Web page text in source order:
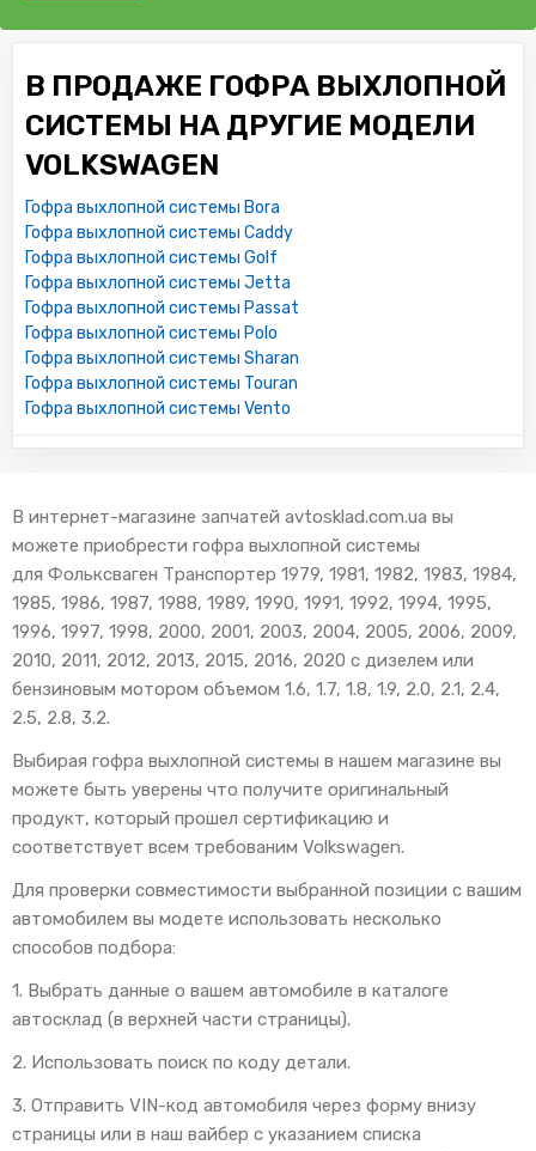
В ПРОДАЖЕ ГОФРА ВЫХЛОПНОЙ
СИСТЕМЫ НА ДРУГИЕ МОДЕЛИ
VOLKSWAGEN
Гофра выхлопной системы Bora
Гофра выхлопной системы Caddy
Гофра выхлопной системы Golf
Гофра выхлопной системы Jetta
Гофра выхлопной системы Passat
Гофра выхлопной системы Polo
Гофра выхлопной системы Sharan
Гофра выхлопной системы Touran
Гофра выхлопной системы Vento
В интернет-магазине запчатей avtosklad.com.ua вы
можете приобрести гофра выхлопной системы
для Фольксваген Транспортер 1979, 1981, 1982, 1983, 1984,
1985, 1986, 1987, 1988, 1989, 1990, 1991, 1992, 1994, 1995,
1996, 1997, 1998, 2000, 2001, 2003, 2004, 2005, 2006, 2009,
2010, 2011, 2012, 2013, 2015, 2016, 2020 с дизелем или
бензиновым мотором объемом 1.6, 1.7, 1.8, 1.9, 2.0, 2.1, 2.4,
2.5, 2.8, 3.2.
Выбирая гофра выхлопной системы в нашем магазине вы
можете быть уверены что получите оригинальный
продукт, который прошел сертификацию и
соответствует всем требованим Volkswagen.
Для проверки совместимости выбранной позиции с вашим
автомобилем вы модете использовать несколько
способов подбора:
1. Выбрать данные о вашем автомобиле в каталоге
автосклад (в верхней части страницы).
2. Использовать поиск по коду детали.
3. Отправить VIN-код автомобиля через форму внизу
страницы или в наш вайбер с указанием списка